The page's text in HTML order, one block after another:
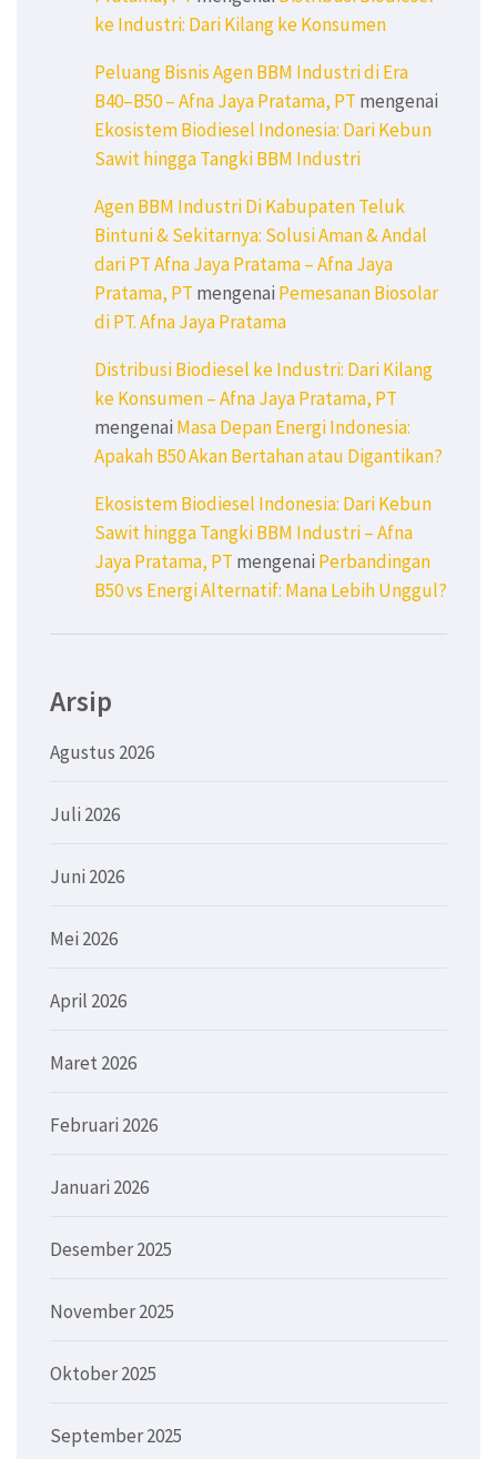
ke Industri: Dari Kilang ke Konsumen
Peluang Bisnis Agen BBM Industri di Era
B40–B50 – Afna Jaya Pratama, PT mengenai
Ekosistem Biodiesel Indonesia: Dari Kebun
Sawit hingga Tangki BBM Industri
Agen BBM Industri Di Kabupaten Teluk
Bintuni & Sekitarnya: Solusi Aman & Andal
dari PT Afna Jaya Pratama – Afna Jaya
Pratama, PT mengenai Pemesanan Biosolar
di PT. Afna Jaya Pratama
Distribusi Biodiesel ke Industri: Dari Kilang
ke Konsumen – Afna Jaya Pratama, PT
mengenai Masa Depan Energi Indonesia:
Apakah B50 Akan Bertahan atau Digantikan?
Ekosistem Biodiesel Indonesia: Dari Kebun
Sawit hingga Tangki BBM Industri – Afna
Jaya Pratama, PT mengenai Perbandingan
B50 vs Energi Alternatif: Mana Lebih Unggul?
Arsip
Agustus 2026
Juli 2026
Juni 2026
Mei 2026
April 2026
Maret 2026
Februari 2026
Januari 2026
Desember 2025
November 2025
Oktober 2025
September 2025